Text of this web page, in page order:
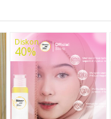
Diskon
40%